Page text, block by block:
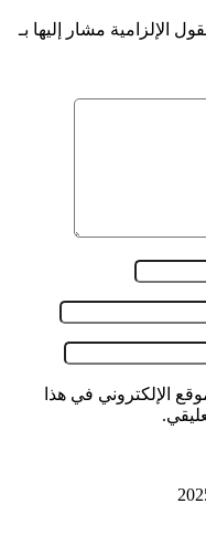
الإلزامية مشار إليها بـ
الإلكتروني في هذا